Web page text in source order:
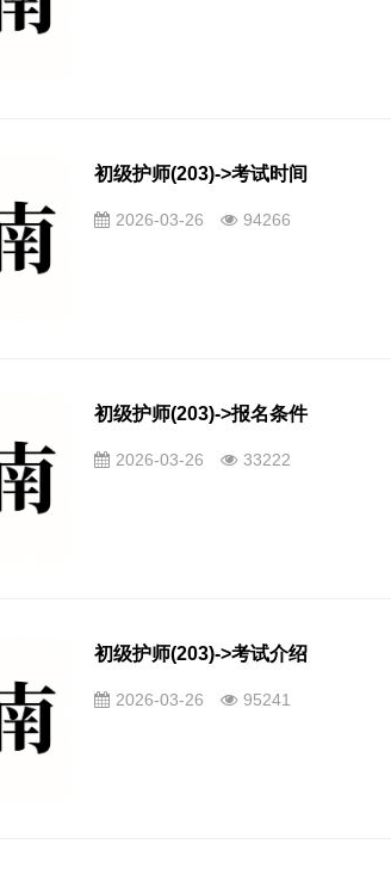
初级护师(203)->考试时间
2026-03-26 94266
初级护师(203)->报名条件
2026-03-26 33222
初级护师(203)->考试介绍
2026-03-26 95241